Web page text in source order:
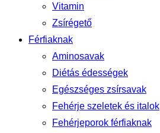
Vitamin
Zsírégető
Férfiaknak
Aminosavak
Diétás édességek
Egészséges zsírsavak
Fehérje szeletek és italok
Fehérjeporok férfiaknak